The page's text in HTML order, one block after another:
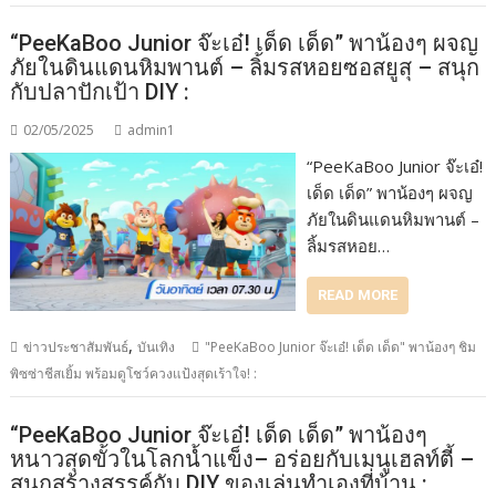
“PeeKaBoo Junior จ๊ะเอ๋! เด็ด เด็ด” พาน้องๆ ผจญ
ภัยในดินแดนหิมพานต์ – ลิ้มรสหอยซอสยูสุ – สนุก
กับปลาปักเป้า DIY :
02/05/2025 admin1
“PeeKaBoo Junior จ๊ะเอ๋!
เด็ด เด็ด” พาน้องๆ ผจญ
ภัยในดินแดนหิมพานต์ –
ลิ้มรสหอย…
READ MORE
ข่าวประชาสัมพันธ์,บันเทิง
"PeeKaBoo Junior จ๊ะเอ๋! เด็ด เด็ด" พาน้องๆ ชิม
พิซซ่าชีสเยิ้ม พร้อมดูโชว์ควงแป้งสุดเร้าใจ! :
“PeeKaBoo Junior จ๊ะเอ๋! เด็ด เด็ด” พาน้องๆ
หนาวสุดขั้วในโลกน้ำแข็ง– อร่อยกับเมนูเฮลท์ตี้ –